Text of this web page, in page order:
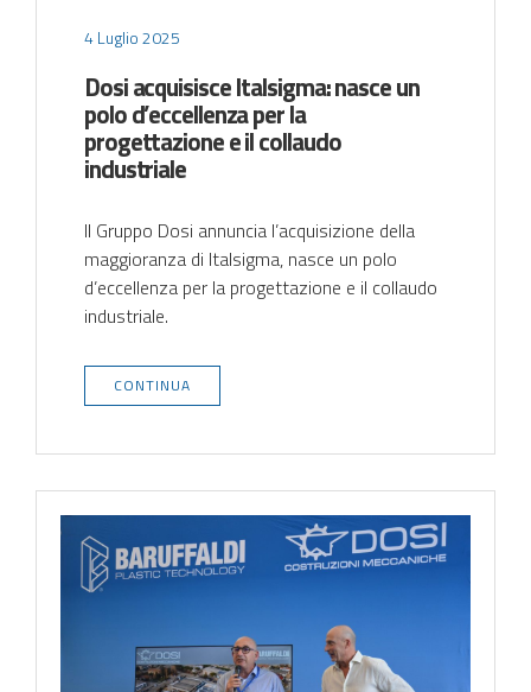
4 Luglio 2025
Dosi acquisisce Italsigma: nasce un
polo d’eccellenza per la
progettazione e il collaudo
industriale
Il Gruppo Dosi annuncia l’acquisizione della
maggioranza di Italsigma, nasce un polo
d’eccellenza per la progettazione e il collaudo
industriale.
CONTINUA